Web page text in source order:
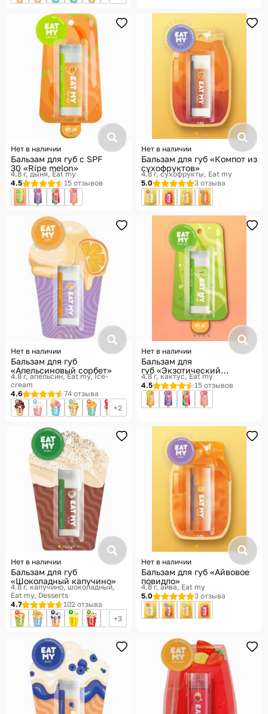
Нет в наличии
Бальзам для губ c SPF
30 «Ripe melon»
4.8 г, дыня Eat my
4.5
15 отзывов
Нет в наличии
Бальзам для губ «Компот из
сухофруктов»
4.8 г, сухофрукты Eat my
5.0
3 отзыва
Нет в наличии
Бальзам для губ
«Апельсиновый сорбет»
4.8 г, апельсин Eat my, Ice-
cream
4.6
74 отзыва
2
Нет в наличии
Бальзам для
губ «Экзотический
кактус» SPF 30
4.8 г, кактус Eat my
4.5
15 отзывов
Нет в наличии
Бальзам для губ
«Шоколадный капучино»
4.8 г, капучино, шоколадный
Eat my, Desserts
4.7
102 отзыва
3
Нет в наличии
Бальзам для губ «Айвовое
повидло»
4.8 г, айва Eat my
5.0
3 отзыва